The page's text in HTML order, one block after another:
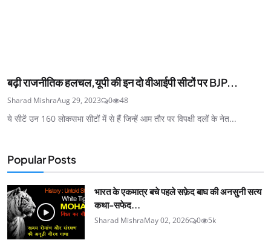
बढ़ी राजनीतिक हलचल,यूपी की इन दो वीआईपी सीटों पर BJP...
Sharad MishraAug 29, 2023 0 48
ये सीटें उन 160 लोकसभा सीटों में से हैं जिन्हें आम तौर पर विपक्षी दलों के नेत...
Popular Posts
भारत के एकमात्र बचे पहले सफ़ेद बाघ की अनसुनी सत्य
कथा-सफेद...
Sharad MishraMay 02, 2026 0 5k